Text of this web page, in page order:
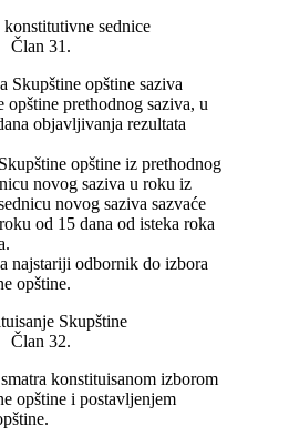
konstitutivne sednice
Član 31.
Skupštine opštine saziva
opštine prethodnog saziva, u
objavljivanja rezultata
opštine iz prethodnog
novog saziva u roku iz
novog saziva sazvaće
od 15 dana od isteka roka
najstariji odbornik do izbora
opštine.
Skupštine
Član 32.
konstituisanom izborom
opštine i postavljenjem